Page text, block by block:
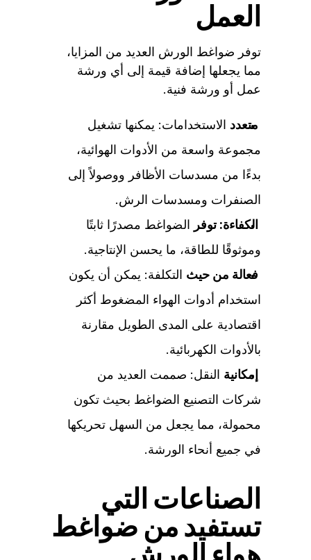
العمل
توفر ضواغط الورش العديد من المزايا،
مما يجعلها إضافة قيمة إلى أي ورشة
عمل أو ورشة فنية.
متعدد الاستخدامات: يمكنها تشغيل
مجموعة واسعة من الأدوات الهوائية،
بدءًا من مسدسات الأظافر ووصولاً إلى
الصنفرات ومسدسات الرش.
الكفاءة: توفر الضواغط مصدرًا ثابتًا
وموثوقًا للطاقة، ما يحسن الإنتاجية.
فعالة من حيث التكلفة: يمكن أن يكون
استخدام أدوات الهواء المضغوط أكثر
اقتصادية على المدى الطويل مقارنة
بالأدوات الكهربائية.
إمكانية النقل: صممت العديد من
شركات التصنيع الضواغط بحيث تكون
محمولة، مما يجعل من السهل تحريكها
في جميع أنحاء الورشة.
الصناعات التي
تستفيد من ضواغط